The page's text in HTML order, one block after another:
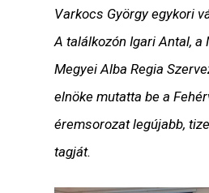
Varkocs György egykori
A találkozón Igari Antal, a
Megyei Alba Regia
elnöke mutatta be a
éremsorozat legújabb,
tagját.